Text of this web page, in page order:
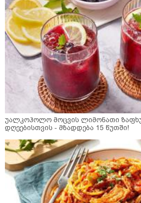
უალკოჰოლო მოცვის ლიმონათი
დღეებისთვის - მზადდება 15 წუთში!